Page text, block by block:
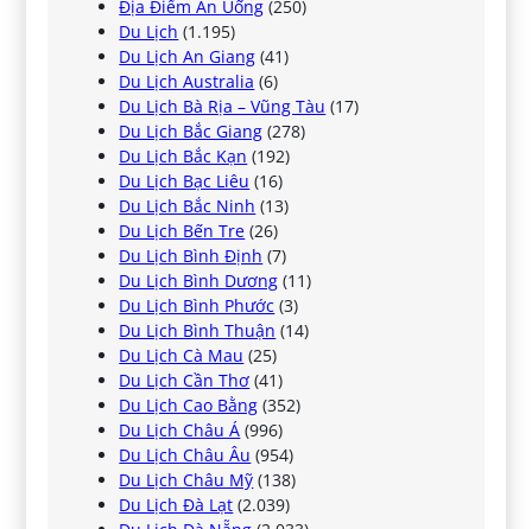
Địa Điểm Ăn Uống (250)
Du Lịch (1.195)
Du Lịch An Giang (41)
Du Lịch Australia (6)
Du Lịch Bà Rịa – Vũng Tàu (17)
Du Lịch Bắc Giang (278)
Du Lịch Bắc Kạn (192)
Du Lịch Bạc Liêu (16)
Du Lịch Bắc Ninh (13)
Du Lịch Bến Tre (26)
Du Lịch Bình Định (7)
Du Lịch Bình Dương (11)
Du Lịch Bình Phước (3)
Du Lịch Bình Thuận (14)
Du Lịch Cà Mau (25)
Du Lịch Cần Thơ (41)
Du Lịch Cao Bằng (352)
Du Lịch Châu Á (996)
Du Lịch Châu Âu (954)
Du Lịch Châu Mỹ (138)
Du Lịch Đà Lạt (2.039)